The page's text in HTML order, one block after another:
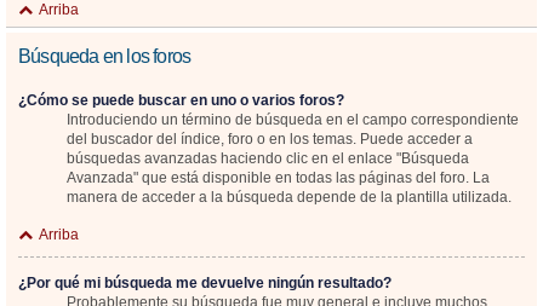
Arriba
Búsqueda en los foros
¿Cómo se puede buscar en uno o varios foros?
Introduciendo un término de búsqueda en el campo correspondiente
del buscador del índice, foro o en los temas. Puede acceder a
búsquedas avanzadas haciendo clic en el enlace "Búsqueda
Avanzada" que está disponible en todas las páginas del foro. La
manera de acceder a la búsqueda depende de la plantilla utilizada.
Arriba
¿Por qué mi búsqueda me devuelve ningún resultado?
Probablemente su búsqueda fue muy general e incluye muchos